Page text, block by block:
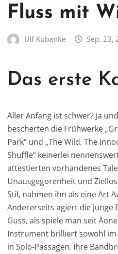
Fluss mit
Ulf Kubanke Sep. 23,
Das erste
Aller Anfang ist schwer? Ja
bescherten die Frühwerke
Park“ und „The Wild, The
Shuffle“ keinerlei
attestierten vorhandenes
Unausgegorenheit und
Stil, nahmen ihn als eine Art
Andererseits agiert die junge
Guss, als spiele man seit
Instrument brilliert sowohl im
in Solo-Passagen. Ihre